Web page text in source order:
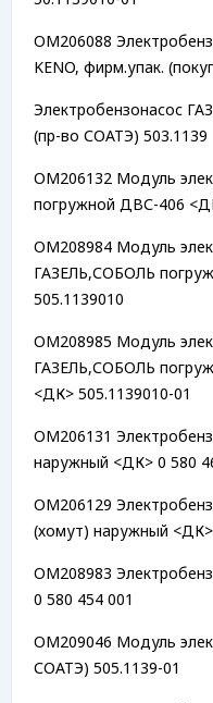
OM206088
KENO, фирм.упак.
Электробензонасос
(пр-во СОАТЭ) 503.1139
OM206132 Модуль
погружной ДВС-406
OM208984 Модуль
ГАЗЕЛЬ,СОБОЛЬ
505.1139010
OM208985 Модуль
ГАЗЕЛЬ,СОБОЛЬ
<ДК> 505.1139010-01
OM206131
наружный <ДК> 0 580
OM206129
(хомут) наружный
OM208983
0 580 454 001
OM209046 Модуль
СОАТЭ) 505.1139-01